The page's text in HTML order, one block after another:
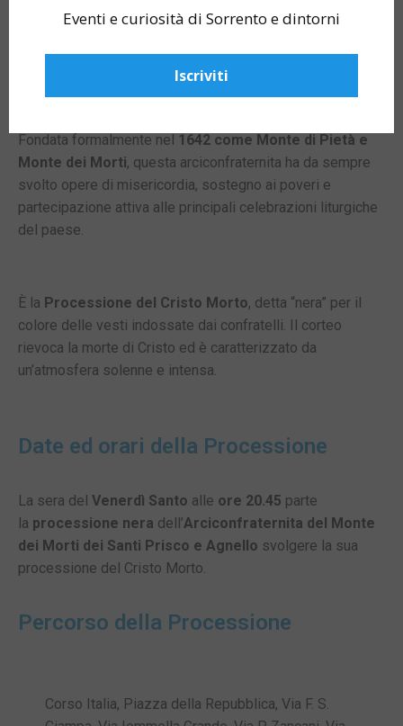
Venerabile Arciconfraternita del Gonfalone
dei Santi Prisco e Agnelloè uno dei sodalizi di fede più
antichi e significativi diSant’Agnello, profondamente
Fondata formalmente nel 1642 come Monte di Pietà e
Monte dei Morti, questa arciconfraternita ha da sempre
svolto opere di misericordia, sostegno ai poveri e
partecipazione attiva alle principali celebrazioni liturgiche
del paese.
È la Processione del Cristo Morto, detta “nera” per il
colore delle vesti indossate dai confratelli. Il corteo
rievoca la morte di Cristo ed è caratterizzato da
un’atmosfera solenne e intensa.
Date ed orari della Processione
La sera del Venerdì Santo alle ore 20.45 parte
la processione nera dell’Arciconfraternita del Monte
dei Morti dei Santi Prisco e Agnello svolgere la sua
processione del Cristo Morto.
Percorso della Processione
Corso Italia, Piazza della Repubblica, Via F. S.
Eventi e curiosità di Sorrento e dintorni
Iscriviti